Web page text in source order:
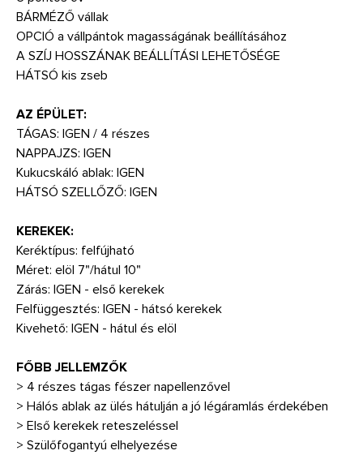
BÁRMÉZŐ vállak
OPCIÓ a vállpántok magasságának beállításához
A SZÍJ HOSSZÁNAK BEÁLLÍTÁSI LEHETŐSÉGE
HÁTSÓ kis zseb
AZ ÉPÜLET:
TÁGAS: IGEN / 4 részes
NAPPAJZS: IGEN
Kukucskáló ablak: IGEN
HÁTSÓ SZELLŐZŐ: IGEN
KEREKEK:
Keréktípus: felfújható
Méret: elöl 7"/hátul 10"
Zárás: IGEN - első kerekek
Felfüggesztés: IGEN - hátsó kerekek
Kivehető: IGEN - hátul és elöl
FŐBB JELLEMZŐK
> 4 részes tágas fészer napellenzővel
> Hálós ablak az ülés hátulján a jó légáramlás érdekében
> Első kerekek reteszeléssel
> Szülőfogantyú elhelyezése